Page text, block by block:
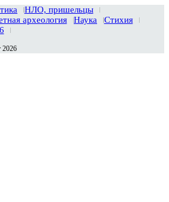
НЛО, пришельцы
археология Наука
Стихия
2026